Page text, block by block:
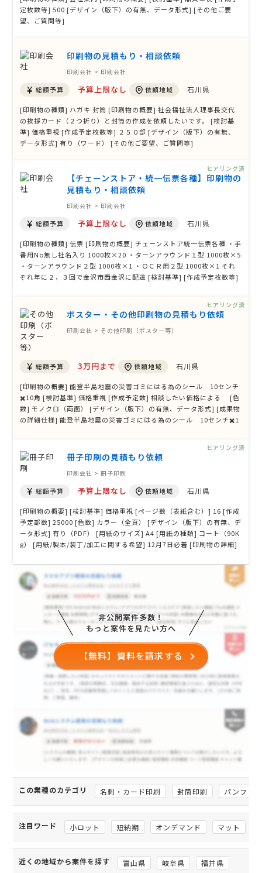
定枚数等] 500 [デザイン（版下）の有無、データ形式] [その他ご要
望、ご質問等]
印刷物の見積もり・相談依頼
印刷会社 > 印刷会社
総額予算 予算上限なし 依頼地域 石川県
[印刷物の種類] ハガキ 封筒 [印刷物の概要] 社会福祉法人理事長交代
の挨拶カード（２つ折り）と封筒の作成を依頼したいです。 [検討基
準] 価格重視 [作成予定枚数等] ２５０部 [デザイン（版下）の有無、
データ形式] 有り（ワード） [その他ご要望、ご質問等]
【チェーンストア・統一伝票各種】印刷物の
見積もり・相談依頼
印刷会社 > 印刷会社
総額予算 予算上限なし 依頼地域 石川県
[印刷物の種類] 伝票 [印刷物の概要] チェーンストア統一伝票各種 ・手
書用No無し社名入り 1000枚×20 ・ターンアラウンド１型 1000枚×5
・ターンアラウンド２型 1000枚×1 ・ＯＣＲ用２型 1000枚×1 それ
ぞれ年に２，３回で金沢市西金沢に配達 [検討基準] [作成予定枚数等]
ヒアリング済
ポスター・その他印刷物の見積もり依頼
印刷会社 > その他印刷（ポスター等）
総額予算 3万円まで 依頼地域 石川県
[印刷物の概要] 能登半島地震の災害ゴミにはる為のシール 10センチ
✖️10角 [検討基準] 価格重視 [作成予定数] 相談したい価格による [色
数] モノクロ（両面） [デザイン（版下）の有無、データ形式] [成果物
の詳細仕様] 能登半島地震の災害ゴミにはる為のシール 10センチ✖️1
ヒアリング済
冊子印刷の見積もり依頼
印刷会社 > 冊子印刷
総額予算 予算上限なし 依頼地域 石川県
[印刷物の概要] [検討基準] 価格重視 [ページ数（表紙含む）] 16 [作成
予定部数] 25000 [色数] カラー（全頁） [デザイン（版下）の有無、デ
ータ形式] 有り（PDF） [用紙のサイズ] A4 [用紙の種類] コート（90K
g） [用紙/製本/装丁/加工に関する希望] 12月7日必着 [印刷物の詳細]
ヒアリング済
非公開案件多数！
もっと案件を見たい方へ
【無料】資料を請求する
この業種のカテゴリ 名刺・カード印刷 封筒印刷 パンフレ
注目ワード 小ロット 短納期 オンデマンド マット
近くの地域から案件を探す 富山県 岐阜県 福井県